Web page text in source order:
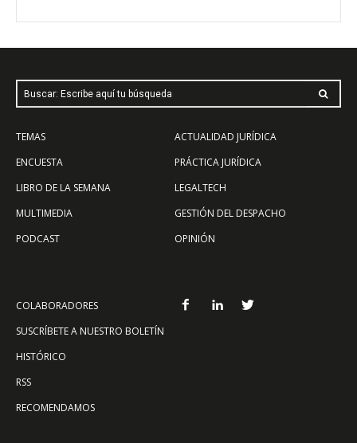
Buscar: Escribe aquí tu búsqueda
TEMAS
ENCUESTA
LIBRO DE LA SEMANA
MULTIMEDIA
PODCAST
ACTUALIDAD JURÍDICA
PRÁCTICA JURÍDICA
LEGALTECH
GESTIÓN DEL DESPACHO
OPINIÓN
COLABORADORES
SUSCRÍBETE A NUESTRO BOLETÍN
HISTÓRICO
RSS
RECOMENDAMOS